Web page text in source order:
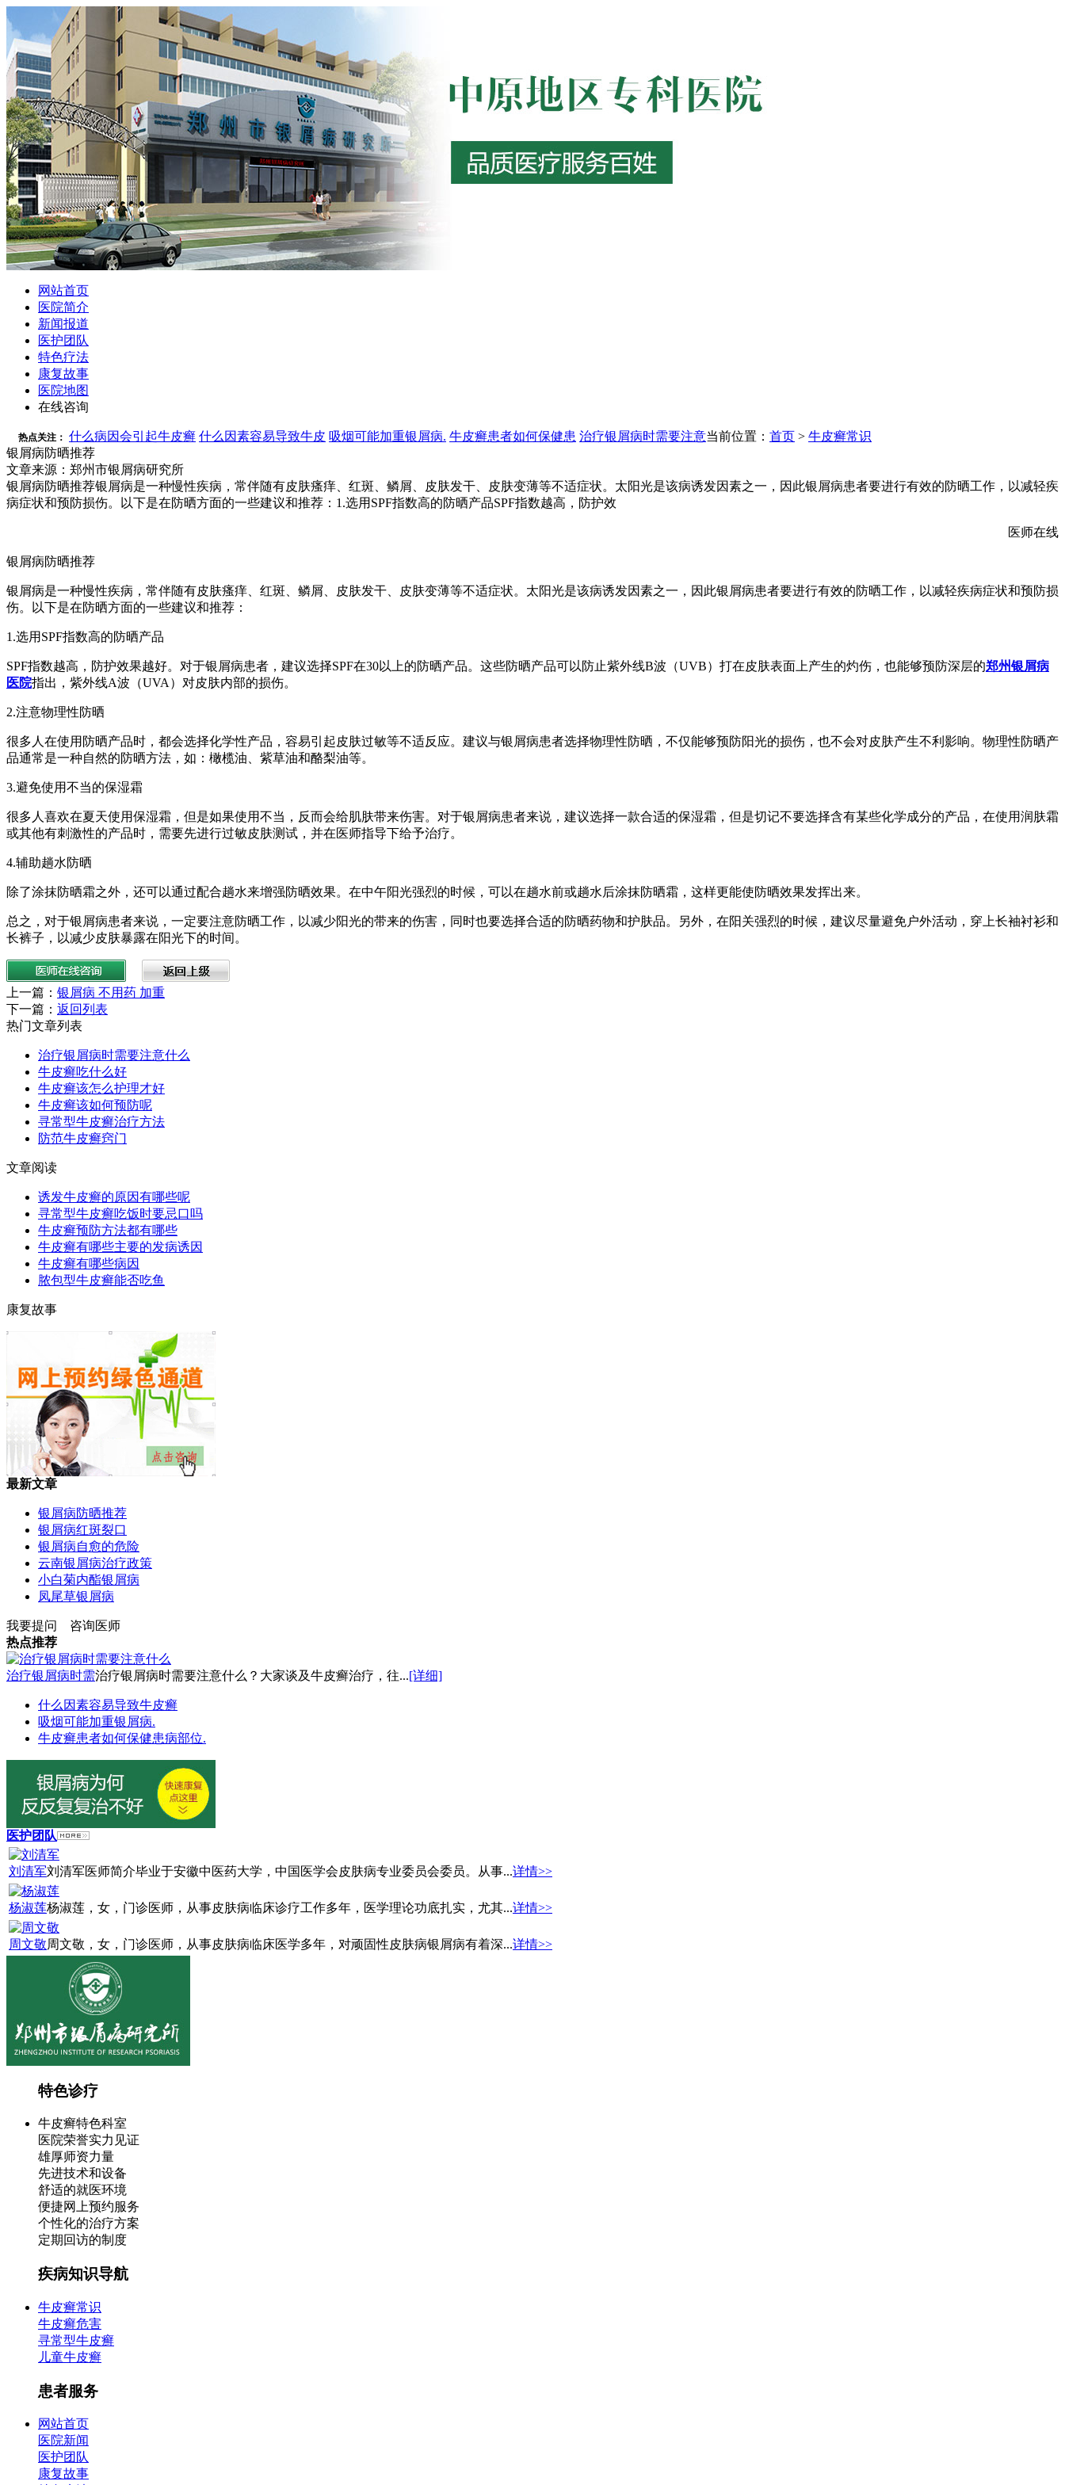
网站首页
医院简介
新闻报道
医护团队
特色疗法
康复故事
医院地图
在线咨询
热点关注： 什么病因会引起牛皮癣 什么因素容易导致牛皮 吸烟可能加重银屑病. 牛皮癣患者如何保健患 治疗银屑病时需要注意当前位置： 首页 > 牛皮癣常识
银屑病防晒推荐
文章来源：郑州市银屑病研究所
银屑病防晒推荐银屑病是一种慢性疾病，常伴随有皮肤瘙痒、红斑、鳞屑、皮肤发干、皮肤变薄等不适症状。太阳光是该病诱发因素之一，因此银屑病患者要进行有效的防晒工作，以减轻疾
病症状和预防损伤。以下是在防晒方面的一些建议和推荐：1.选用SPF指数高的防晒产品SPF指数越高，防护效
医师在线
银屑病防晒推荐
银屑病是一种慢性疾病，常伴随有皮肤瘙痒、红斑、鳞屑、皮肤发干、皮肤变薄等不适症状。太阳光是该病诱发因素之一，因此银屑病患者要进行有效的防晒工作，以减轻疾病症状和预防损
伤。以下是在防晒方面的一些建议和推荐：
1.选用SPF指数高的防晒产品
SPF指数越高，防护效果越好。对于银屑病患者，建议选择SPF在30以上的防晒产品。这些防晒产品可以防止紫外线B波（UVB）打在皮肤表面上产生的灼伤，也能够预防深层的郑州银屑病
医院指出，紫外线A波（UVA）对皮肤内部的损伤。
2.注意物理性防晒
很多人在使用防晒产品时，都会选择化学性产品，容易引起皮肤过敏等不适反应。建议与银屑病患者选择物理性防晒，不仅能够预防阳光的损伤，也不会对皮肤产生不利影响。物理性防晒产
品通常是一种自然的防晒方法，如：橄榄油、紫草油和酪梨油等。
3.避免使用不当的保湿霜
很多人喜欢在夏天使用保湿霜，但是如果使用不当，反而会给肌肤带来伤害。对于银屑病患者来说，建议选择一款合适的保湿霜，但是切记不要选择含有某些化学成分的产品，在使用润肤霜
或其他有刺激性的产品时，需要先进行过敏皮肤测试，并在医师指导下给予治疗。
4.辅助趟水防晒
除了涂抹防晒霜之外，还可以通过配合趟水来增强防晒效果。在中午阳光强烈的时候，可以在趟水前或趟水后涂抹防晒霜，这样更能使防晒效果发挥出来。
总之，对于银屑病患者来说，一定要注意防晒工作，以减少阳光的带来的伤害，同时也要选择合适的防晒药物和护肤品。另外，在阳关强烈的时候，建议尽量避免户外活动，穿上长袖衬衫和
长裤子，以减少皮肤暴露在阳光下的时间。
上一篇： 银屑病 不用药 加重
下一篇： 返回列表
热门文章列表
治疗银屑病时需要注意什么
牛皮癣吃什么好
牛皮癣该怎么护理才好
牛皮癣该如何预防呢
寻常型牛皮癣治疗方法
防范牛皮癣窍门
文章阅读
诱发牛皮癣的原因有哪些呢
寻常型牛皮癣吃饭时要忌口吗
牛皮癣预防方法都有哪些
牛皮癣有哪些主要的发病诱因
牛皮癣有哪些病因
脓包型牛皮癣能否吃鱼
康复故事
最新文章
银屑病防晒推荐
银屑病红斑裂口
银屑病自愈的危险
云南银屑病治疗政策
小白菊内酯银屑病
凤尾草银屑病
我要提问
咨询医师
热点推荐
治疗银屑病时需治疗银屑病时需要注意什么？大家谈及牛皮癣治疗，往...[详细]
什么因素容易导致牛皮癣
吸烟可能加重银屑病.
牛皮癣患者如何保健患病部位.
医护团队
刘清军刘清军医师简介毕业于安徽中医药大学，中国医学会皮肤病专业委员会委员。从事...详情>>
杨淑莲杨淑莲，女，门诊医师，从事皮肤病临床诊疗工作多年，医学理论功底扎实，尤其...详情>>
周文敬周文敬，女，门诊医师，从事皮肤病临床医学多年，对顽固性皮肤病银屑病有着深...详情>>
特色诊疗
牛皮癣特色科室
医院荣誉实力见证
雄厚师资力量
先进技术和设备
舒适的就医环境
便捷网上预约服务
个性化的治疗方案
定期回访的制度
疾病知识导航
牛皮癣常识
牛皮癣危害
寻常型牛皮癣
儿童牛皮癣
患者服务
网站首页
医院新闻
医护团队
康复故事